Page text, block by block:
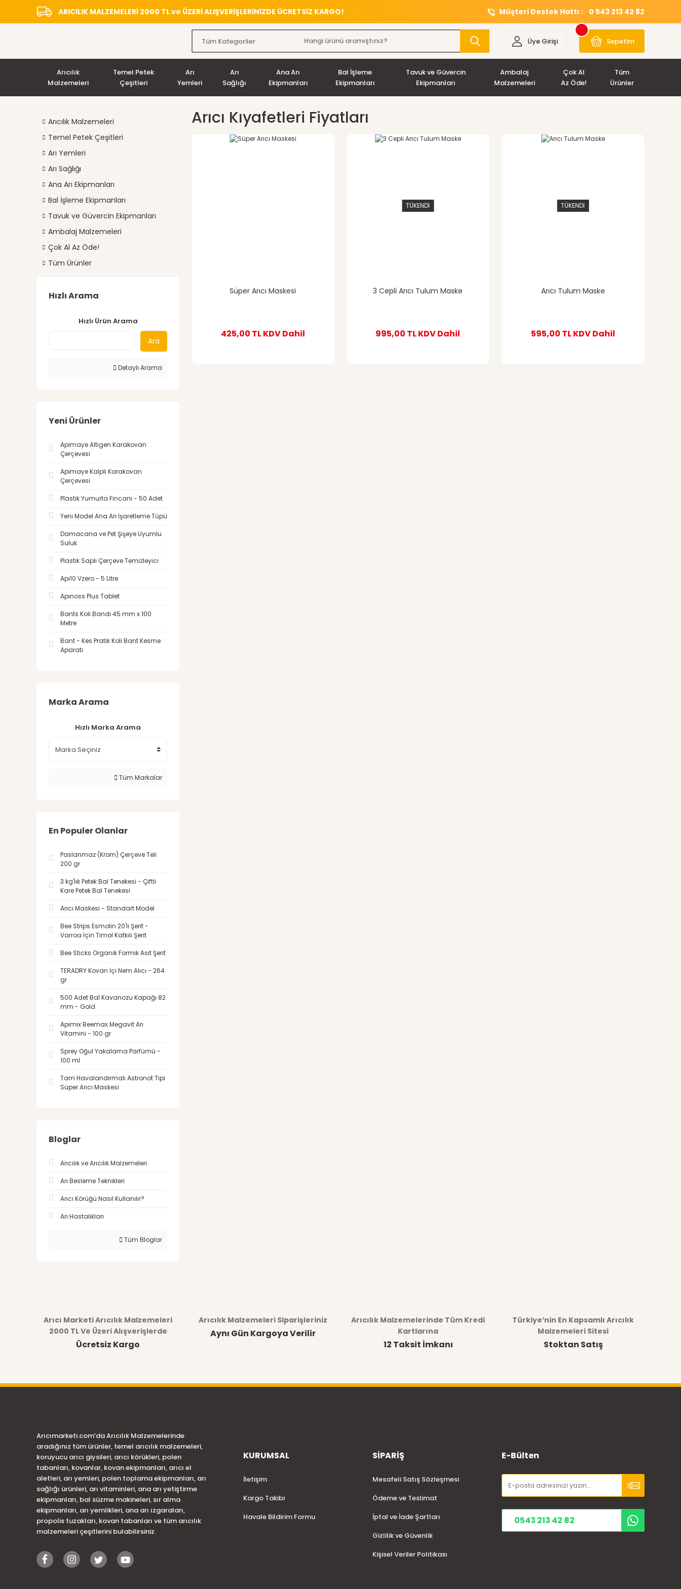
ARICILIK MALZEMELERİ 2000 TL ve ÜZERİ ALIŞVERİŞLERİNİZDE ÜCRETSİZ KARGO! Müşteri Destek Hattı : 0 543 213 42 82
Üye Girişi Sepetim
Arıcılık
Malzemeleri
Temel Petek
Çeşitleri
Arı
Yemleri
Arı
Sağlığı
Ana Arı
Ekipmanları
Bal İşleme
Ekipmanları
Tavuk ve Güvercin
Ekipmanları
Ambalaj
Malzemeleri
Çok Al
Az Öde!
Tüm
Ürünler
Arıcılık Malzemeleri
Temel Petek Çeşitleri
Arı Yemleri
Arı Sağlığı
Ana Arı Ekipmanları
Bal İşleme Ekipmanları
Tavuk ve Güvercin Ekipmanları
Ambalaj Malzemeleri
Çok Al Az Öde!
Tüm Ürünler
Hızlı Arama
Hızlı Ürün Arama
Ara
Detaylı Arama
Yeni Ürünler
Apimaye Altıgen Karakovan
Çerçevesi
Apimaye Kalpli Karakovan
Çerçevesi
Plastik Yumurta Fincanı - 50 Adet
Yeni Model Ana Arı İşaretleme Tüpü
Damacana ve Pet Şişeye Uyumlu
Suluk
Plastik Saplı Çerçeve Temizleyici
Api10 Vzero - 5 Litre
Apınoss Plus Tablet
Bants Koli Bandı 45 mm x 100
Metre
Bant - Kes Pratik Koli Bant Kesme
Aparatı
Marka Arama
Hızlı Marka Arama
Tüm Markalar
En Populer Olanlar
Paslanmaz (Krom) Çerçeve Teli
200 gr
3 kg'lık Petek Bal Tenekesi - Çiftli
Kare Petek Bal Tenekesi
Arıcı Maskesi - Standart Model
Bee Strips Esmolin 20'li Şerit -
Varroa İçin Timol Katkılı Şerit
Bee Sticks Organik Formik Asit Şerit
TERADRY Kovan İçi Nem Alıcı - 264
gr
500 Adet Bal Kavanozu Kapağı 82
mm - Gold
Apimix Beemax Megavit Arı
Vitamini - 100 gr
Sprey Oğul Yakalama Parfümü -
100 ml
Tam Havalandırmalı Astronot Tipi
Süper Arıcı Maskesi
Bloglar
Arıcılık ve Arıcılık Malzemeleri
Arı Besleme Teknikleri
Arıcı Körüğü Nasıl Kullanılır?
Arı Hastalıkları
Tüm Bloglar
Arıcı Kıyafetleri Fiyatları
Süper Arıcı Maskesi
425,00 TLKDV Dahil
TÜKENDİ
3 Cepli Arıcı Tulum Maske
995,00 TLKDV Dahil
TÜKENDİ
Arıcı Tulum Maske
595,00 TLKDV Dahil
Arıcı Marketi Arıcılık Malzemeleri
2000 TL Ve Üzeri Alışverişlerde
Ücretsiz Kargo
Arıcılık Malzemeleri Siparişleriniz
Aynı Gün Kargoya Verilir
Arıcılık Malzemelerinde Tüm Kredi
Kartlarına
12 Taksit İmkanı
Türkiye’nin En Kapsamlı Arıcılık
Malzemeleri Sitesi
Stoktan Satış
Arıcımarketi.com’da Arıcılık Malzemelerinde
aradığınız tüm ürünler, temel arıcılık malzemeleri,
koruyucu arıcı giysileri, arıcı körükleri, polen
tabanları, kovanlar, kovan ekipmanları, arıcı el
aletleri, arı yemleri, polen toplama ekipmanları, arı
sağlığı ürünleri, arı vitaminleri, ana arı yetiştirme
ekipmanları, bal süzme makineleri, sır alma
ekipmanları, arı yemlikleri, ana arı ızgaraları,
propolis tuzakları, kovan tabanları ve tüm arıcılık
malzemeleri çeşitlerini bulabilirsiniz.
KURUMSAL
İletişim
Kargo Takibi
Havale Bildirim Formu
SİPARİŞ
Mesafeli Satış Sözleşmesi
Ödeme ve Teslimat
İptal ve İade Şartları
Gizlilik ve Güvenlik
Kişisel Veriler Politikası
E-Bülten
0543 213 42 82